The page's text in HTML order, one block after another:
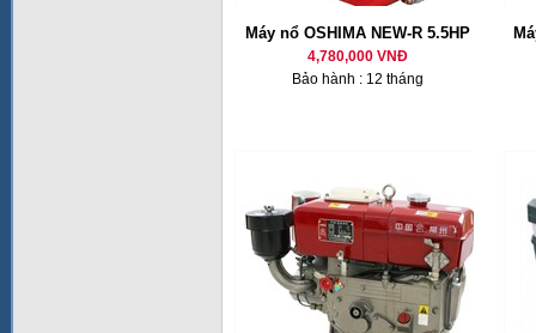
Máy nổ OSHIMA NEW-R 5.5HP
4,780,000 VNĐ
Bảo hành : 12 tháng